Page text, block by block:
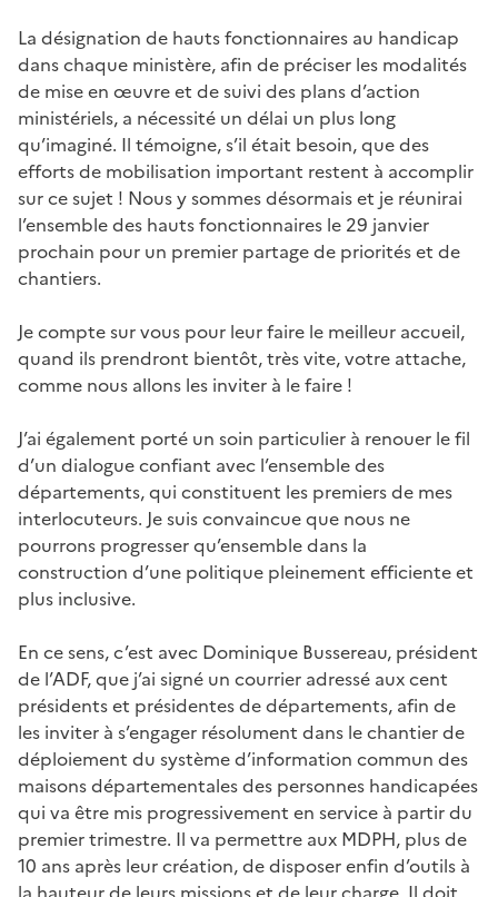
La désignation de hauts fonctionnaires au handicap
dans chaque ministère, afin de préciser les modalités
de mise en œuvre et de suivi des plans d’action
ministériels, a nécessité un délai un plus long
qu’imaginé. Il témoigne, s’il était besoin, que des
efforts de mobilisation important restent à accomplir
sur ce sujet ! Nous y sommes désormais et je réunirai
l’ensemble des hauts fonctionnaires le 29 janvier
prochain pour un premier partage de priorités et de
chantiers.
Je compte sur vous pour leur faire le meilleur accueil,
quand ils prendront bientôt, très vite, votre attache,
comme nous allons les inviter à le faire !
J’ai également porté un soin particulier à renouer le fil
d’un dialogue confiant avec l’ensemble des
départements, qui constituent les premiers de mes
interlocuteurs. Je suis convaincue que nous ne
pourrons progresser qu’ensemble dans la
construction d’une politique pleinement efficiente et
plus inclusive.
En ce sens, c’est avec Dominique Bussereau, président
de l’ADF, que j’ai signé un courrier adressé aux cent
présidents et présidentes de départements, afin de
les inviter à s’engager résolument dans le chantier de
déploiement du système d’information commun des
maisons départementales des personnes handicapées
qui va être mis progressivement en service à partir du
premier trimestre. Il va permettre aux MDPH, plus de
10 ans après leur création, de disposer enfin d’outils à